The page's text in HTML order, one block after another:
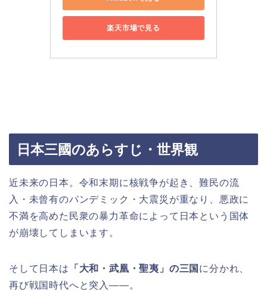
楽天市場で見る
日本三國のあらすじ・世界観
近未来の日本。令和末期に核戦争が起き、難民の流
入・未曾有のパンデミック・大震災が重なり、悪政に
不満を高めた民衆の暴力革命によって日本という国体
が崩壊してしまいます。
そして日本は 「大和・武凰・聖夷」の三国 に分かれ、
再び戦国時代へと突入——。